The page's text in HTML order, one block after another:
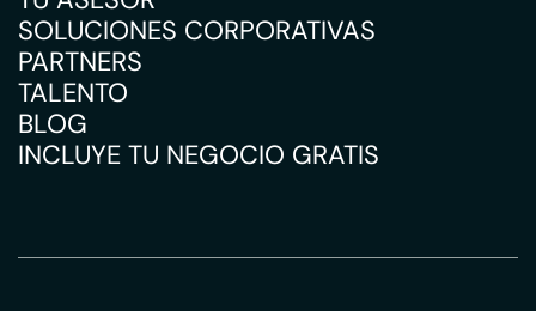
SOLUCIONES CORPORATIVAS
PARTNERS
TALENTO
BLOG
INCLUYE TU NEGOCIO GRATIS